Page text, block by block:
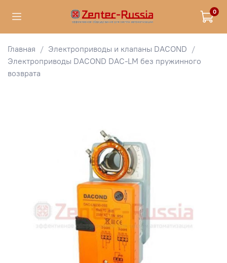
0
Главная
Электроприводы и клапаны DACOND
Электроприводы DACOND DAC-LM без пружинного
возврата